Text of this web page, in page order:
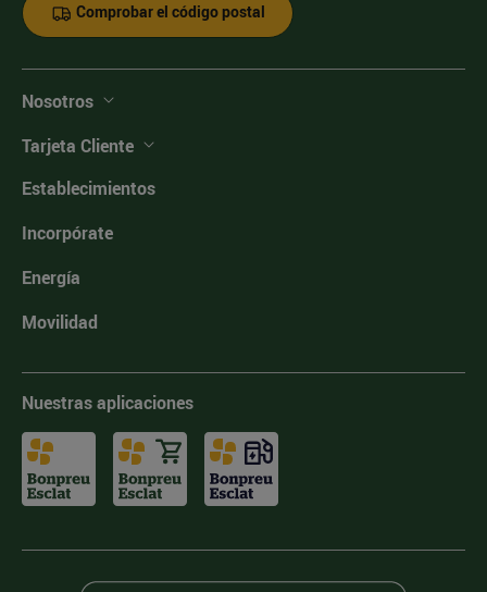
Comprobar el código postal
Nosotros
Tarjeta Cliente
Establecimientos
Incorpórate
Energía
Movilidad
Nuestras aplicaciones